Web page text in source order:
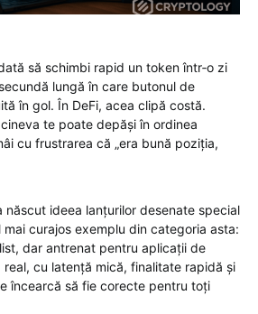
să schimbi rapid un token într‑o zi
lungă în care butonul de
în gol. În DeFi, acea clipă costă.
te poate depăși în ordinea
cu frustrarea că „era bună poziția,
născut ideea lanțurilor desenate special
curajos exemplu din categoria asta:
dar antrenat pentru aplicații de
cu latență mică, finalitate rapidă și
încearcă să fie corecte pentru toți